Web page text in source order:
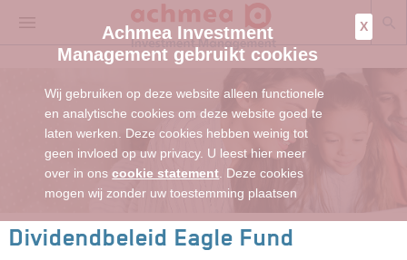
Achmea Investment
Management gebruikt cookies
Wij gebruiken op deze website alleen functionele
en analytische cookies om deze website goed te
laten werken. Deze cookies hebben weinig tot
geen invloed op uw privacy. U leest hier meer
over in onscookie statement . Deze cookies
mogen wij zonder uw toestemming plaatsen
X
Dividendbeleid Eagle Fund